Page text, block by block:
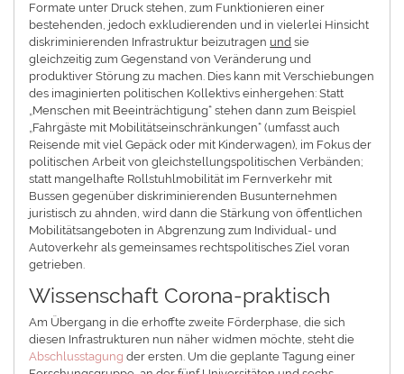
Formate unter Druck stehen, zum Funktionieren einer
bestehenden, jedoch exkludierenden und in vielerlei Hinsicht
diskriminierenden Infrastruktur beizutragen und sie
gleichzeitig zum Gegenstand von Veränderung und
produktiver Störung zu machen. Dies kann mit Verschiebungen
des imaginierten politischen Kollektivs einhergehen: Statt
„Menschen mit Beeinträchtigung“ stehen dann zum Beispiel
„Fahrgäste mit Mobilitätseinschränkungen“ (umfasst auch
Reisende mit viel Gepäck oder mit Kinderwagen), im Fokus der
politischen Arbeit von gleichstellungspolitischen Verbänden;
statt mangelhafte Rollstuhlmobilität im Fernverkehr mit
Bussen gegenüber diskriminierenden Busunternehmen
juristisch zu ahnden, wird dann die Stärkung von öffentlichen
Mobilitätsangeboten in Abgrenzung zum Individual- und
Autoverkehr als gemeinsames rechtspolitisches Ziel voran
getrieben.
Wissenschaft Corona-praktisch
Am Übergang in die erhoffte zweite Förderphase, die sich
diesen Infrastrukturen nun näher widmen möchte, steht die
Abschlusstagung der ersten. Um die geplante Tagung einer